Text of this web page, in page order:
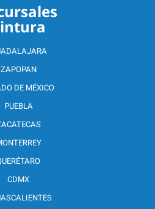
ZAPOPAN
DE MÉXICO
PUEBLA
CDMX